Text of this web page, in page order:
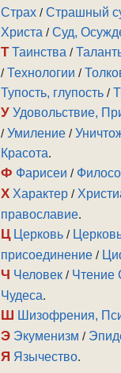
Страх /Страшный
Христа /Суд,
Т Таинства /
/Технологии /
Тупость, глупость /
У Удовольствие,
/Умиление /
Красота.
Ф Фарисеи /
Х Характер /
православие.
Ц Церковь /
присоединение /
Ч Человек / Чтение
Чудеса.
Ш Шизофрения,
Э Экуменизм /
Я Язычество.